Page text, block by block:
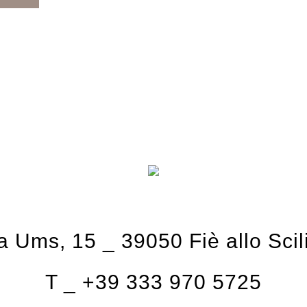
Ums, 15
39050 Fiè allo
T _ +39 333 970 5725